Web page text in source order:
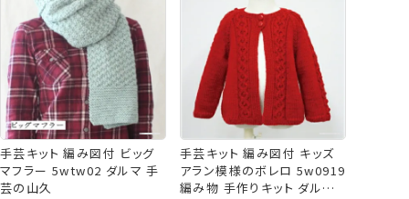
手芸キット 編み図付 ビッグ
マフラー 5wtw02 ダルマ 手
芸の山久
手芸キット 編み図付 キッズ
アラン模様のボレロ 5w0919
編み物 手作りキット ダルマ